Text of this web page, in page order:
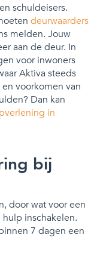
schuldeisers.
deurwaarders
melden. Jouw
aan de deur. In
voor inwoners
Aktiva steeds
voorkomen van
Dan kan
in
bij
door wat voor een
inschakelen.
7 dagen een